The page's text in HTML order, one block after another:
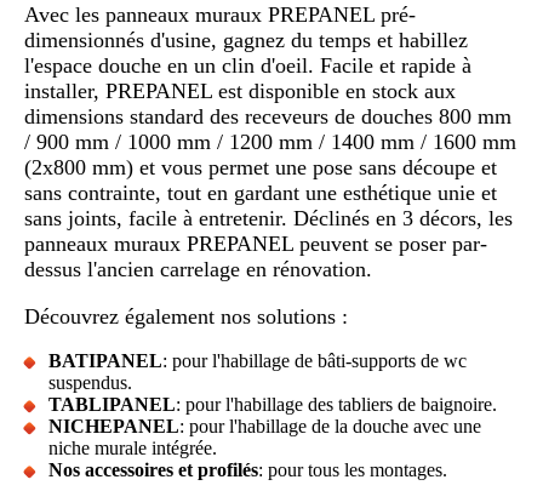
Avec les panneaux muraux PREPANEL pré-
dimensionnés d'usine, gagnez du temps et habillez
l'espace douche en un clin d'oeil. Facile et rapide à
installer, PREPANEL est disponible en stock aux
dimensions standard des receveurs de douches 800 mm
/ 900 mm / 1000 mm / 1200 mm / 1400 mm / 1600 mm
(2x800 mm) et vous permet une pose sans découpe et
sans contrainte, tout en gardant une esthétique unie et
sans joints, facile à entretenir. Déclinés en 3 décors, les
panneaux muraux PREPANEL peuvent se poser par-
dessus l'ancien carrelage en rénovation.
Découvrez également nos solutions :
BATIPANEL: pour l'habillage de bâti-supports de wc
suspendus.
TABLIPANEL: pour l'habillage des tabliers de baignoire.
NICHEPANEL: pour l'habillage de la douche avec une
niche murale intégrée.
Nos accessoires et profilés: pour tous les montages.